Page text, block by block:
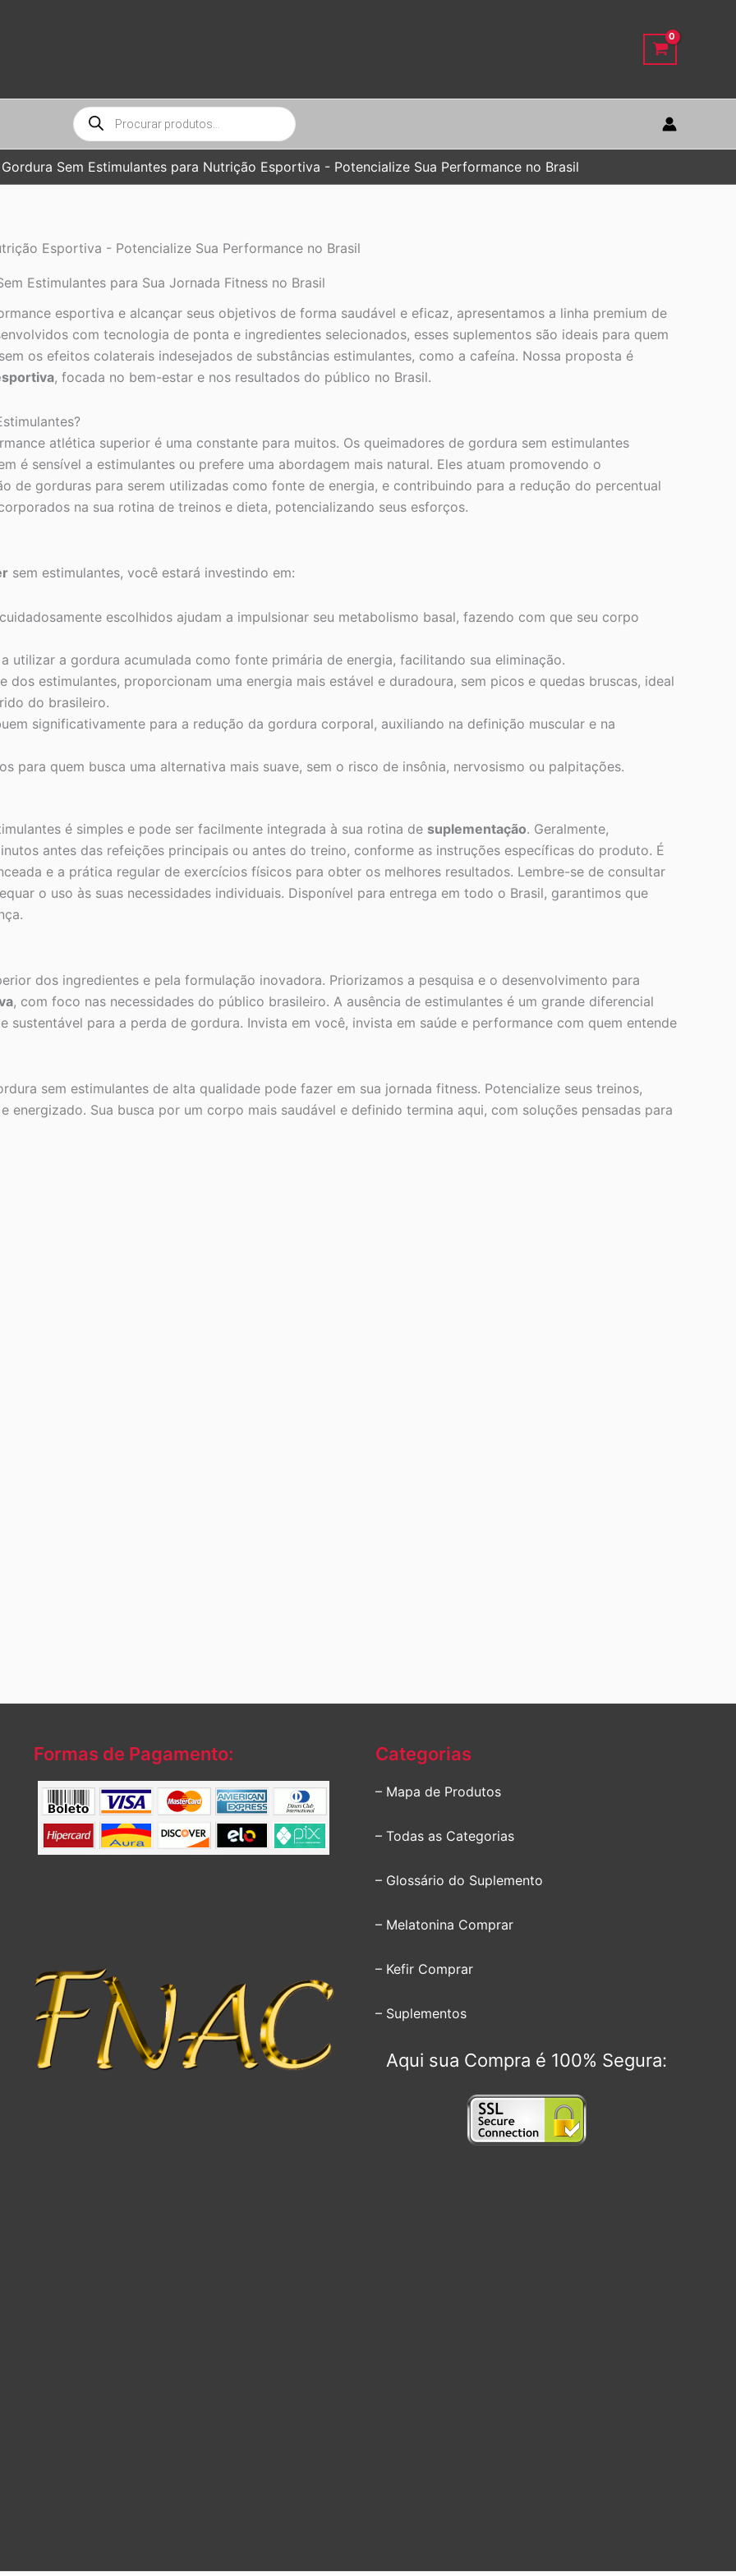
Pesquisar
produtos
Sem Estimulantes para Nutrição Esportiva - Potencialize Sua Performance no Brasil
Esportiva - Potencialize Sua Performance no Brasil
Estimulantes para Sua Jornada Fitness no Brasil
esportiva e alcançar seus objetivos de forma saudável e eficaz, apresentamos a linha premium de
com tecnologia de ponta e ingredientes selecionados, esses suplementos são ideais para quem
os efeitos colaterais indesejados de substâncias estimulantes, como a cafeína. Nossa proposta é
, focada no bem-estar e nos resultados do público no Brasil.
atlética superior é uma constante para muitos. Os queimadores de gordura sem estimulantes
é sensível a estimulantes ou prefere uma abordagem mais natural. Eles atuam promovendo o
de gorduras para serem utilizadas como fonte de energia, e contribuindo para a redução do percentual
na sua rotina de treinos e dieta, potencializando seus esforços.
sem estimulantes, você estará investindo em:
escolhidos ajudam a impulsionar seu metabolismo basal, fazendo com que seu corpo
utilizar a gordura acumulada como fonte primária de energia, facilitando sua eliminação.
dos estimulantes, proporcionam uma energia mais estável e duradoura, sem picos e quedas bruscas, ideal
do brasileiro.
significativamente para a redução da gordura corporal, auxiliando na definição muscular e na
para quem busca uma alternativa mais suave, sem o risco de insônia, nervosismo ou palpitações.
é simples e pode ser facilmente integrada à sua rotina de suplementação. Geralmente,
antes das refeições principais ou antes do treino, conforme as instruções específicas do produto. É
e a prática regular de exercícios físicos para obter os melhores resultados. Lembre-se de consultar
o uso às suas necessidades individuais. Disponível para entrega em todo o Brasil, garantimos que
dos ingredientes e pela formulação inovadora. Priorizamos a pesquisa e o desenvolvimento para
, com foco nas necessidades do público brasileiro. A ausência de estimulantes é um grande diferencial
sustentável para a perda de gordura. Invista em você, invista em saúde e performance com quem entende
sem estimulantes de alta qualidade pode fazer em sua jornada fitness. Potencialize seus treinos,
energizado. Sua busca por um corpo mais saudável e definido termina aqui, com soluções pensadas para
Formas de Pagamento: Categorias
– Mapa de Produtos
– Todas as Categorias
– Glossário do Suplemento
– Melatonina Comprar
– Kefir Comprar
– Suplementos
Aqui sua Compra é 100% Segura: